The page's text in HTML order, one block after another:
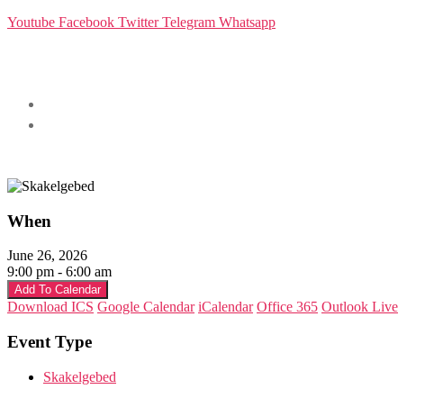
Youtube Facebook Twitter Telegram Whatsapp
When
June 26, 2026
9:00 pm - 6:00 am
Add To Calendar
Download ICS Google Calendar iCalendar Office 365 Outlook Live
Event Type
Skakelgebed